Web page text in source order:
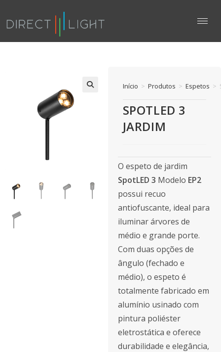
Início > Produtos > Espetos >
SPOTLED 3
JARDIM
O espeto de jardim
SpotLED 3 Modelo EP2
possui recuo
antiofuscante, ideal para
iluminar árvores de
médio e grande porte.
Com duas opções de
ângulo (fechado e
médio), o espeto é
totalmente fabricado em
alumínio usinado com
pintura poliéster
eletrostática e oferece
durabilidade e elegância,